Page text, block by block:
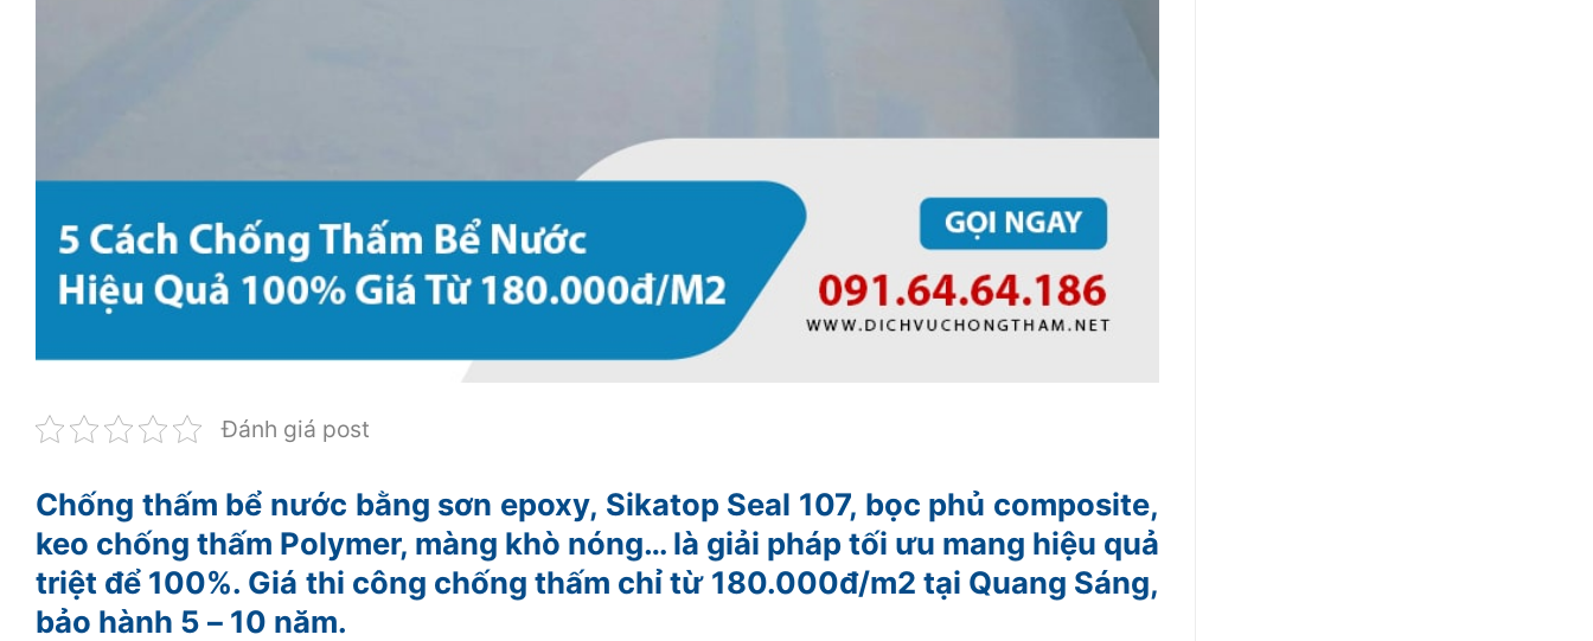
Đánh giá post
Chống thấm bể nước bằng sơn epoxy, Sikatop Seal 107, bọc phủ composite,
keo chống thấm Polymer, màng khò nóng… là giải pháp tối ưu mang hiệu quả
triệt để 100%. Giá thi công chống thấm chỉ từ 180.000đ/m2 tại Quang Sáng,
bảo hành 5 – 10 năm.